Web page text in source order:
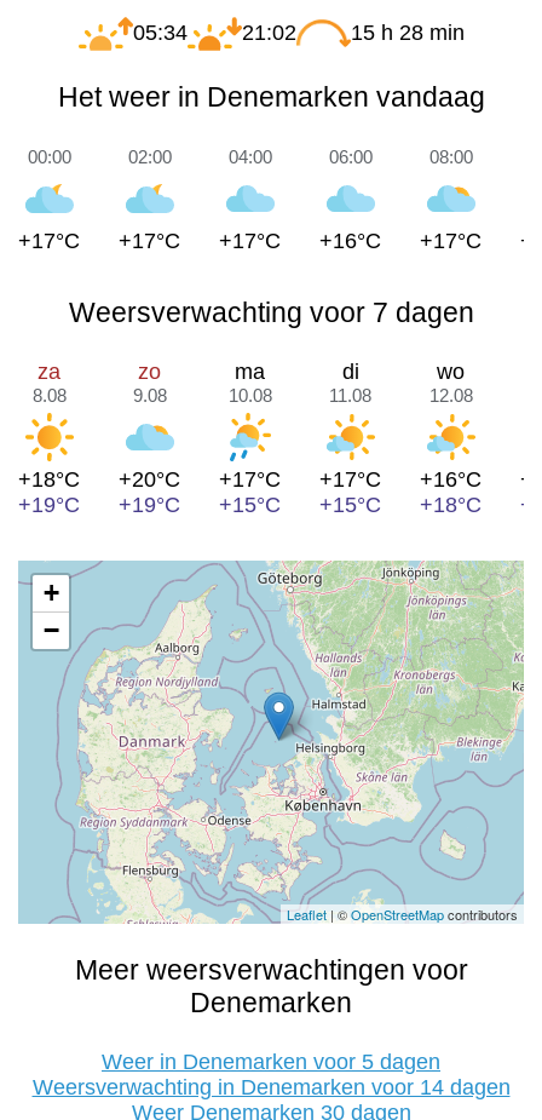
05:34 21:02 15 h 28 min
Het weer in Denemarken vandaag
00:00
+17°C
02:00
+17°C
04:00
+17°C
06:00
+16°C
08:00
+17°C
Weersverwachting voor 7 dagen
za
8.08
+18°C
+19°C
zo
9.08
+20°C
+19°C
ma
10.08
+17°C
+15°C
di
11.08
+17°C
+15°C
wo
12.08
+16°C
+18°C
+
−
Leaflet | ©OpenStreetMapcontributors
Meer weersverwachtingen voor
Denemarken
Weer in Denemarken voor 5 dagen
Weersverwachting in Denemarken voor 14 dagen
Weer Denemarken 30 dagen